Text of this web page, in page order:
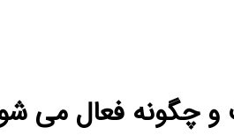
فعال می